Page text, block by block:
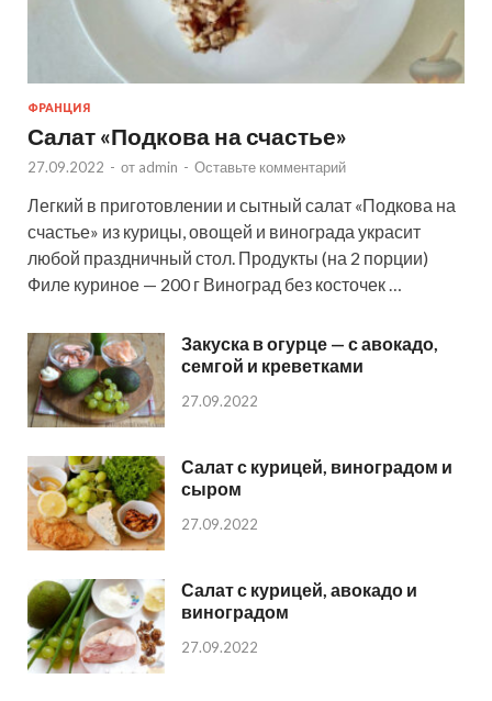
ФРАНЦИЯ
Салат «Подкова на счастье»
27.09.2022 - от admin - Оставьте комментарий
Легкий в приготовлении и сытный салат «Подкова на
счастье» из курицы, овощей и винограда украсит
любой праздничный стол. Продукты (на 2 порции)
Филе куриное — 200 г Виноград без косточек …
Закуска в огурце — с авокадо,
семгой и креветками
27.09.2022
Салат с курицей, виноградом и
сыром
27.09.2022
Салат с курицей, авокадо и
виноградом
27.09.2022